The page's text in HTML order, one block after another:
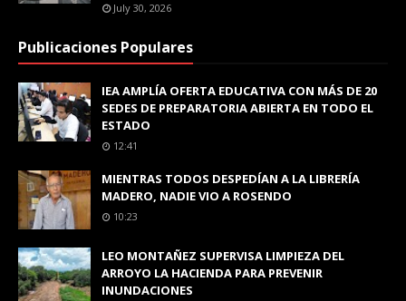
July 30, 2026
Publicaciones Populares
IEA AMPLÍA OFERTA EDUCATIVA CON MÁS DE 20
SEDES DE PREPARATORIA ABIERTA EN TODO EL
ESTADO
12:41
MIENTRAS TODOS DESPEDÍAN A LA LIBRERÍA
MADERO, NADIE VIO A ROSENDO
10:23
LEO MONTAÑEZ SUPERVISA LIMPIEZA DEL
ARROYO LA HACIENDA PARA PREVENIR
INUNDACIONES